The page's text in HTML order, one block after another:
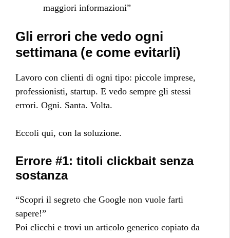
maggiori informazioni”
Gli errori che vedo ogni
settimana (e come evitarli)
Lavoro con clienti di ogni tipo: piccole imprese,
professionisti, startup. E vedo sempre gli stessi
errori. Ogni. Santa. Volta.
Eccoli qui, con la soluzione.
Errore #1: titoli clickbait senza
sostanza
“Scopri il segreto che Google non vuole farti
sapere!”
Poi clicchi e trovi un articolo generico copiato da